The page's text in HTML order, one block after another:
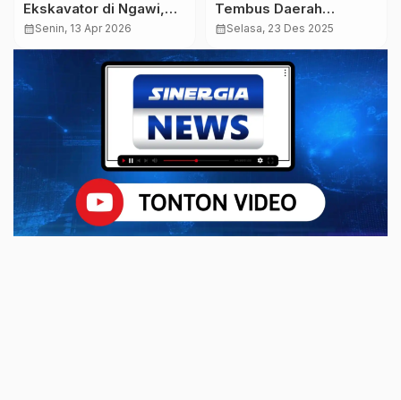
Ekskavator di Ngawi,
Ternyata Imbas Gagal
Nikah
calendar_monthSenin, 13 Apr 2026
Tembus Daerah
Terisolasi di Sumatera,
Salurkan Bantuan
Hingga ke Titik
Terujung Longsor
calendar_monthSelasa, 23 Des 2025